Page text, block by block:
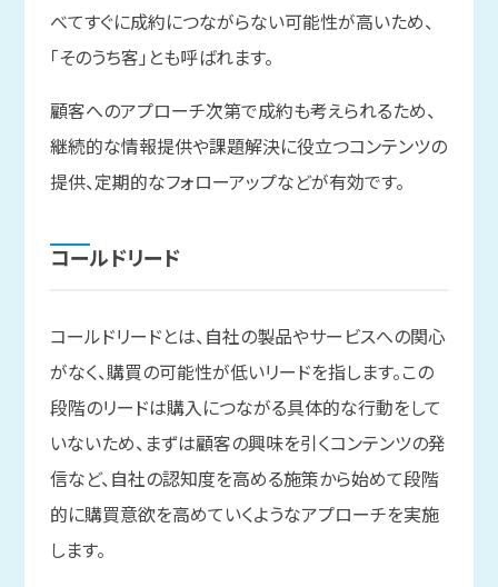
べてすぐに成約につながらない可能性が高いため、
「そのうち客」とも呼ばれます。
顧客へのアプローチ次第で成約も考えられるため、
継続的な情報提供や課題解決に役立つコンテンツの
提供、定期的なフォローアップなどが有効です。
コールドリード
コールドリードとは、自社の製品やサービスへの関心
がなく、購買の可能性が低いリードを指します。この
段階のリードは購入につながる具体的な行動をして
いないため、まずは顧客の興味を引くコンテンツの発
信など、自社の認知度を高める施策から始めて段階
的に購買意欲を高めていくようなアプローチを実施
します。